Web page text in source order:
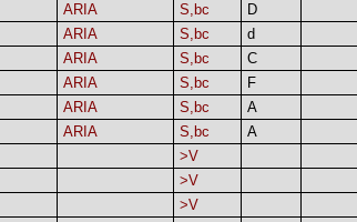
ARIA S,bc D
ARIA S,bc d
ARIA S,bc C
ARIA S,bc F
ARIA S,bc A
ARIA S,bc A
>V
>V
>V